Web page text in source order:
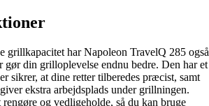
grillkapacitet har Napoleon TravelQ 285 også
gør din grilloplevelse endnu bedre. Den har et
sikrer, at dine retter tilberedes præcist, samt
ekstra arbejdsplads under grillningen.
og vedligeholde, så du kan bruge